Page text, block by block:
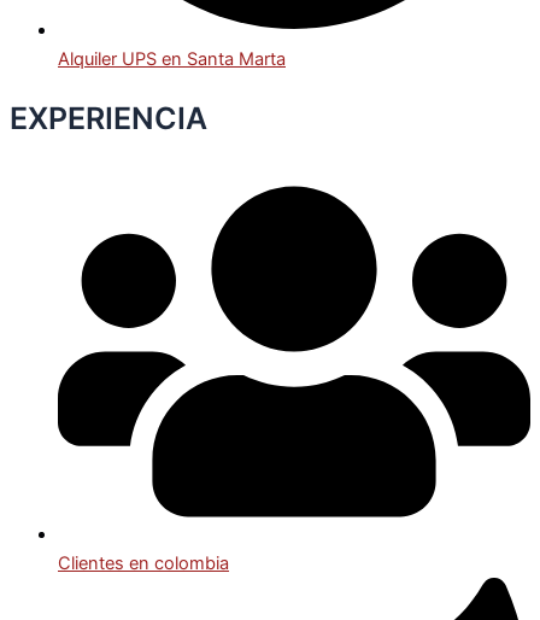
Alquiler UPS en Santa Marta
EXPERIENCIA
Clientes en colombia